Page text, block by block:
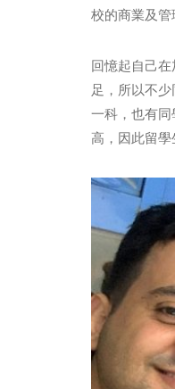
校的商業及管
回憶起自己
足，所以不
一科，也有
高，因此留學